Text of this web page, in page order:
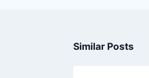
Similar Posts